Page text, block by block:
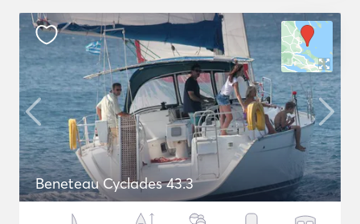
Beneteau Cyclades 43.3